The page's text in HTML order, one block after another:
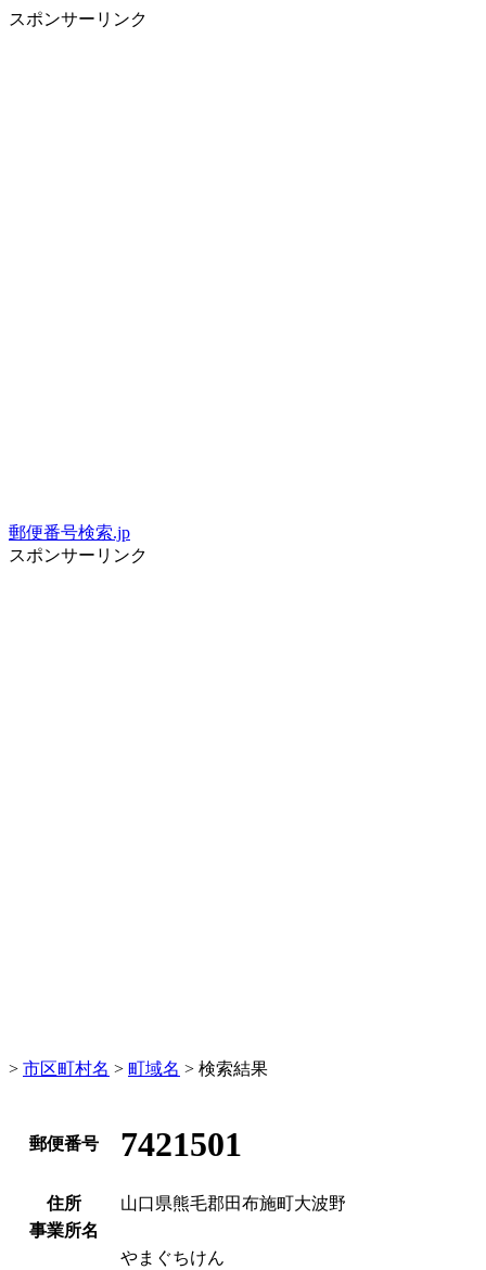
スポンサーリンク
郵便番号検索.jp
スポンサーリンク
> 市区町村名 > 町域名 > 検索結果
郵便番号 7421501
住所
山口県熊毛郡田布施町大波野
事業所名
やまぐちけん